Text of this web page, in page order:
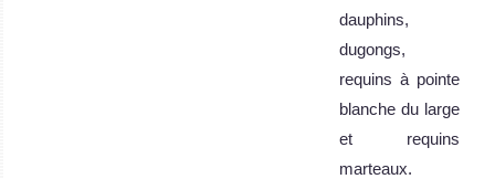
dauphins,
dugongs,
requins à pointe
blanche du large
et requins
marteaux.